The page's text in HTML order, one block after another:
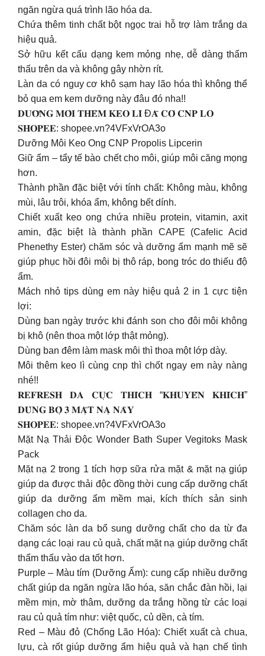
ngăn ngừa quá trình lão hóa da.
Chứa thêm tinh chất bột ngọc trai hỗ trợ làm trắng da
hiệu quả.
Sở hữu kết cấu dạng kem mỏng nhẹ, dễ dàng thẩm
thấu trên da và không gây nhờn rít.
Làn da có nguy cơ khô sạm hay lão hóa thì không thể
bỏ qua em kem dưỡng này đâu đó nha!!
𝐃𝐔̛𝐎̛̃𝐍𝐆 𝐌𝐎̂𝐈 𝐓𝐇𝐄̂𝐌 𝐊𝐄𝐎 𝐋𝐈̀ Đ𝐀̃ 𝐂𝐎́ 𝐂𝐍𝐏 𝐋𝐎
𝐒𝐇𝐎𝐏𝐄𝐄: shopee.vn?4VFxVrOA3o
Dưỡng Môi Keo Ong CNP Propolis Lipcerin
Giữ ẩm – tẩy tế bào chết cho môi, giúp môi căng mọng
hơn.
Thành phần đặc biệt với tính chất: Không màu, không
mùi, lâu trôi, khóa ẩm, không bết dính.
Chiết xuất keo ong chứa nhiều protein, vitamin, axit
amin, đặc biệt là thành phần CAPE (Cafelic Acid
Phenethy Ester) chăm sóc và dưỡng ẩm mạnh mẽ sẽ
giúp phục hồi đôi môi bị thô ráp, bong tróc do thiếu độ
ẩm.
Mách nhỏ tips dùng em này hiệu quả 2 in 1 cực tiện
lợi:
Dùng ban ngày trước khi đánh son cho đôi môi không
bị khô (nên thoa một lớp thật mỏng).
Dùng ban đêm làm mask môi thì thoa một lớp dày.
Môi thêm keo lì cùng cnp thì chốt ngay em này nàng
nhé!!
𝐑𝐄𝐅𝐑𝐄𝐒𝐇 𝐃𝐀 𝐂𝐔̛̣𝐂 𝐓𝐇𝐈́𝐂𝐇 “𝐊𝐇𝐔𝐘𝐄̂́𝐍 𝐊𝐇𝐈́𝐂𝐇”
𝐃𝐔̀𝐍𝐆 𝐁𝐎̣̂ 𝟑 𝐌𝐀̣̆𝐓 𝐍𝐀̣ 𝐍𝐀̀𝐘
𝐒𝐇𝐎𝐏𝐄𝐄: shopee.vn?4VFxVrOA3o
Mặt Nạ Thải Độc Wonder Bath Super Vegitoks Mask
Pack
Mặt nạ 2 trong 1 tích hợp sữa rửa mặt & mặt nạ giúp
giúp da được thải độc đồng thời cung cấp dưỡng chất
giúp da dưỡng ẩm mềm mại, kích thích sản sinh
collagen cho da.
Chăm sóc làn da bổ sung dưỡng chất cho da từ đa
dạng các loại rau củ quả, chất mặt nạ giúp dưỡng chất
thẩm thấu vào da tốt hơn.
Purple – Màu tím (Dưỡng Ẩm): cung cấp nhiều dưỡng
chất giúp da ngăn ngừa lão hóa, săn chắc đàn hồi, lại
mềm mịn, mờ thâm, dưỡng da trắng hồng từ các loại
rau củ quả tím như: việt quốc, củ dền, cà tím.
Red – Màu đỏ (Chống Lão Hóa): Chiết xuất cà chua,
lựu, cà rốt giúp dưỡng ẩm hiệu quả và hạn chế tình